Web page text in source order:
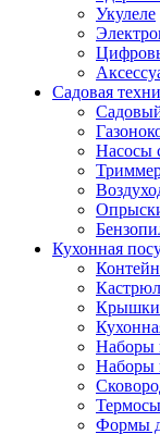
Укулеле
Садовая
Насосы
Кухонная
Крышки
Наборы
Наборы
Формы